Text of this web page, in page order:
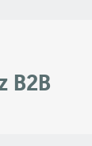
B2B